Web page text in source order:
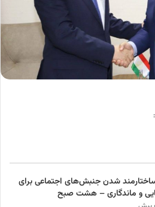
شدن جنبش‌های اجتماعی برای
و ماندگاری – هشت صبح